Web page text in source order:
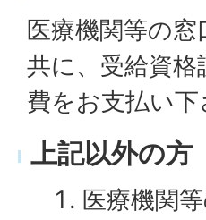
医療機関等の
共に、受給資
費をお支払い下
上記以外の方
医療機関